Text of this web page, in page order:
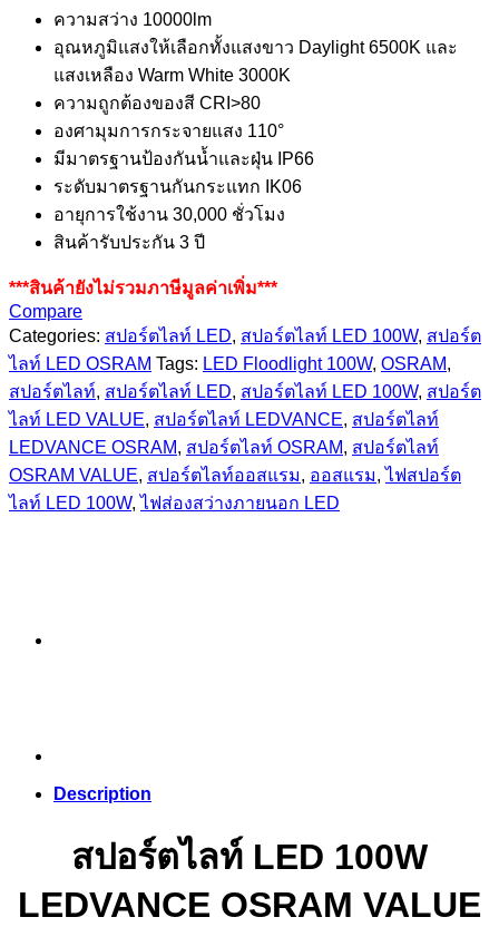
ความสว่าง 10000lm
อุณหภูมิแสงให้เลือกทั้งแสงขาว Daylight 6500K และ
แสงเหลือง Warm White 3000K
ความถูกต้องของสี CRI>80
องศามุมการกระจายแสง 110°
มีมาตรฐานป้องกันน้ำและฝุ่น IP66
ระดับมาตรฐานกันกระแทก IK06
อายุการใช้งาน 30,000 ชั่วโมง
สินค้ารับประกัน 3 ปี
***สินค้ายังไม่รวมภาษีมูลค่าเพิ่ม***
Compare
Categories: สปอร์ตไลท์ LED, สปอร์ตไลท์ LED 100W, สปอร์ต
ไลท์ LED OSRAM Tags: LED Floodlight 100W, OSRAM,
สปอร์ตไลท์, สปอร์ตไลท์ LED, สปอร์ตไลท์ LED 100W, สปอร์ต
ไลท์ LED VALUE, สปอร์ตไลท์ LEDVANCE, สปอร์ตไลท์
LEDVANCE OSRAM, สปอร์ตไลท์ OSRAM, สปอร์ตไลท์
OSRAM VALUE, สปอร์ตไลท์ออสแรม, ออสแรม,ไฟสปอร์ต
ไลท์ LED 100W,ไฟส่องสว่างภายนอก LED
Description
สปอร์ตไลท์ LED 100W
LEDVANCE OSRAM VALUE